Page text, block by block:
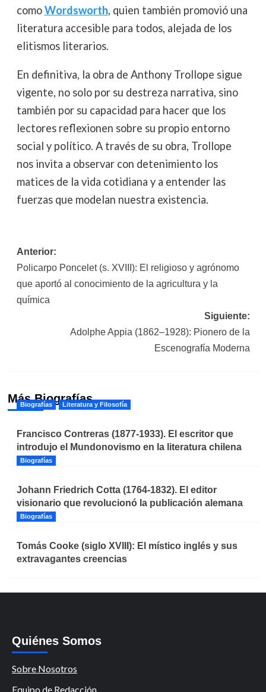
comoWordsworth, quien también promovió una
literatura accesible para todos, alejada de los
elitismos literarios.
En definitiva, la obra de Anthony Trollope sigue
vigente, no solo por su destreza narrativa, sino
también por su capacidad para hacer que los
lectores reflexionen sobre su propio entorno
social y político. A través de su obra, Trollope
nos invita a observar con detenimiento los
matices de la vida cotidiana y a entender las
fuerzas que modelan nuestra existencia.
Navegación
de
entradas
Anterior:
Policarpo Poncelet (s. XVIII): El religioso y agrónomo
que aportó al conocimiento de la agricultura y la
química
Siguiente:
Adolphe Appia (1862–1928): Pionero de la
Escenografía Moderna
Más Biografías
Biografías Literatura y Filosofía
Francisco Contreras (1877-1933). El escritor que
introdujo el Mundonovismo en la literatura chilena
Biografías
Johann Friedrich Cotta (1764-1832). El editor
visionario que revolucionó la publicación alemana
Biografías
Tomás Cooke (siglo XVIII): El místico inglés y sus
extravagantes creencias
Quiénes Somos
Sobre Nosotros
Equipo de Redacción